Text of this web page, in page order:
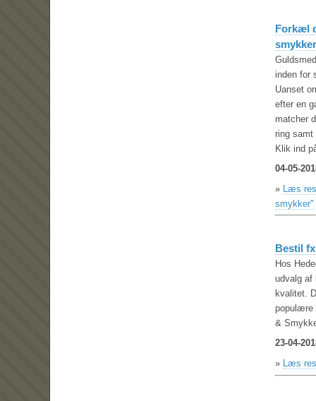
Forkæl
smykker
inden for
Uanset
efter en
matcher
ring
Klik ind
04-05-
» Læs
smykker"
Bestil
Hos
udvalg af
kvalitet.
populære
&
23-04-
» Læs